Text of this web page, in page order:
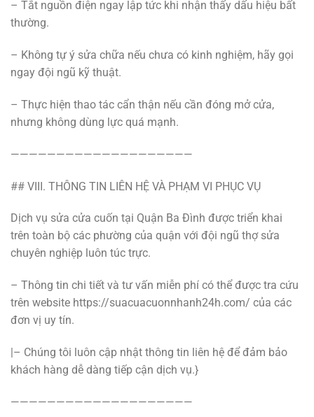
– Tắt nguồn điện ngay lập tức khi nhận thấy dấu hiệu bất
thường.
– Không tự ý sửa chữa nếu chưa có kinh nghiệm, hãy gọi
ngay đội ngũ kỹ thuật.
– Thực hiện thao tác cẩn thận nếu cần đóng mở cửa,
nhưng không dùng lực quá mạnh.
————————————————————
## VIII. THÔNG TIN LIÊN HỆ VÀ PHẠM VI PHỤC VỤ
Dịch vụ sửa cửa cuốn tại Quận Ba Đình được triển khai
trên toàn bộ các phường của quận với đội ngũ thợ sửa
chuyên nghiệp luôn túc trực.
– Thông tin chi tiết và tư vấn miễn phí có thể được tra cứu
trên website https://suacuacuonnhanh24h.com/ của các
đơn vị uy tín.
|– Chúng tôi luôn cập nhật thông tin liên hệ để đảm bảo
khách hàng dễ dàng tiếp cận dịch vụ.}
————————————————————